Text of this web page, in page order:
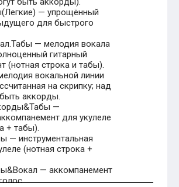
— упрощённый
для быстрого
— мелодия вокала
гитарный
(нотная строка и табы).
вокальной линии
на скрипку; над
аккорды.
—
для укулеле
+ табы).
— инструментальная
(нотная строка +
— аккомпанемент